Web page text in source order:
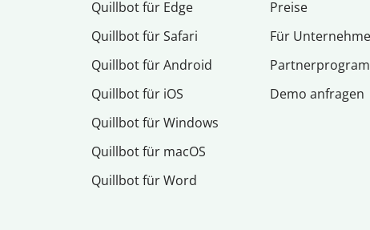
Quillbot für Edge
Quillbot für Safari
Quillbot für Android
Quillbot für iOS
Quillbot für Windows
Quillbot für macOS
Quillbot für Word
Preise
Für
Demo anfragen